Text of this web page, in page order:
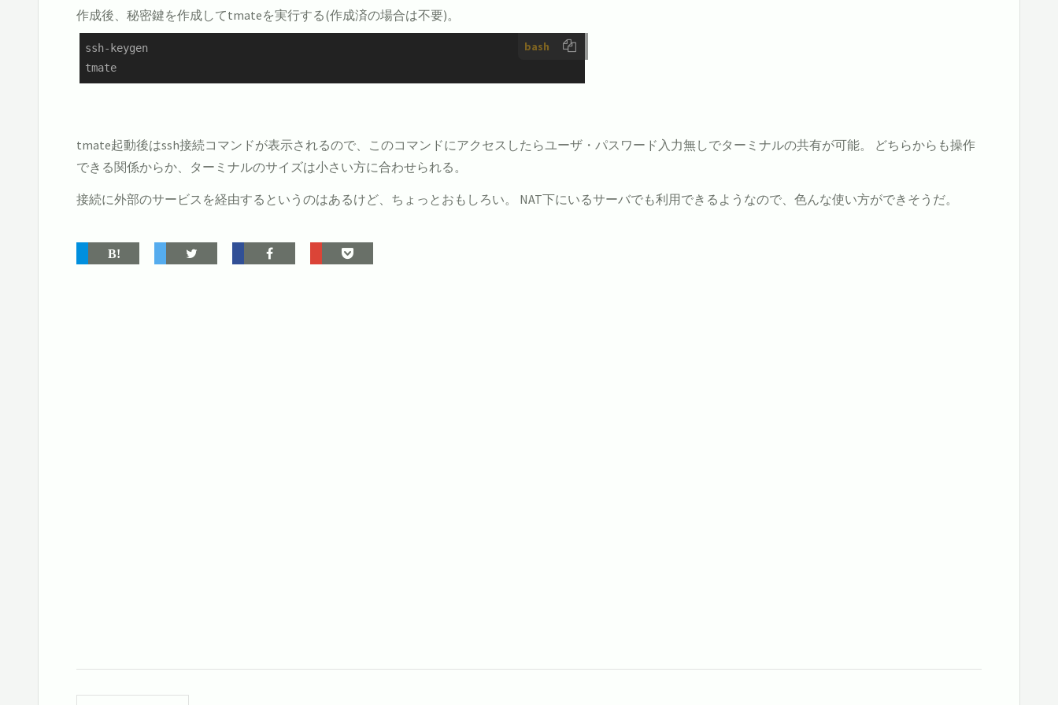
作成後、秘密鍵を作成してtmateを実行する(作成済の場合は不要)。
bash
ssh-keygen
tmate
tmate起動後はssh接続コマンドが表示されるので、このコマンドにアクセスしたらユーザ・パスワード入力無しでターミナルの共有が可能。 どちらからも操作
できる関係からか、ターミナルのサイズは小さい方に合わせられる。
接続に外部のサービスを経由するというのはあるけど、ちょっとおもしろい。 NAT下にいるサーバでも利用できるようなので、色んな使い方ができそうだ。